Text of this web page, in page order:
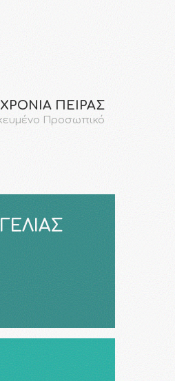
ΠΕΙΡΑΣ
Προσωπικό